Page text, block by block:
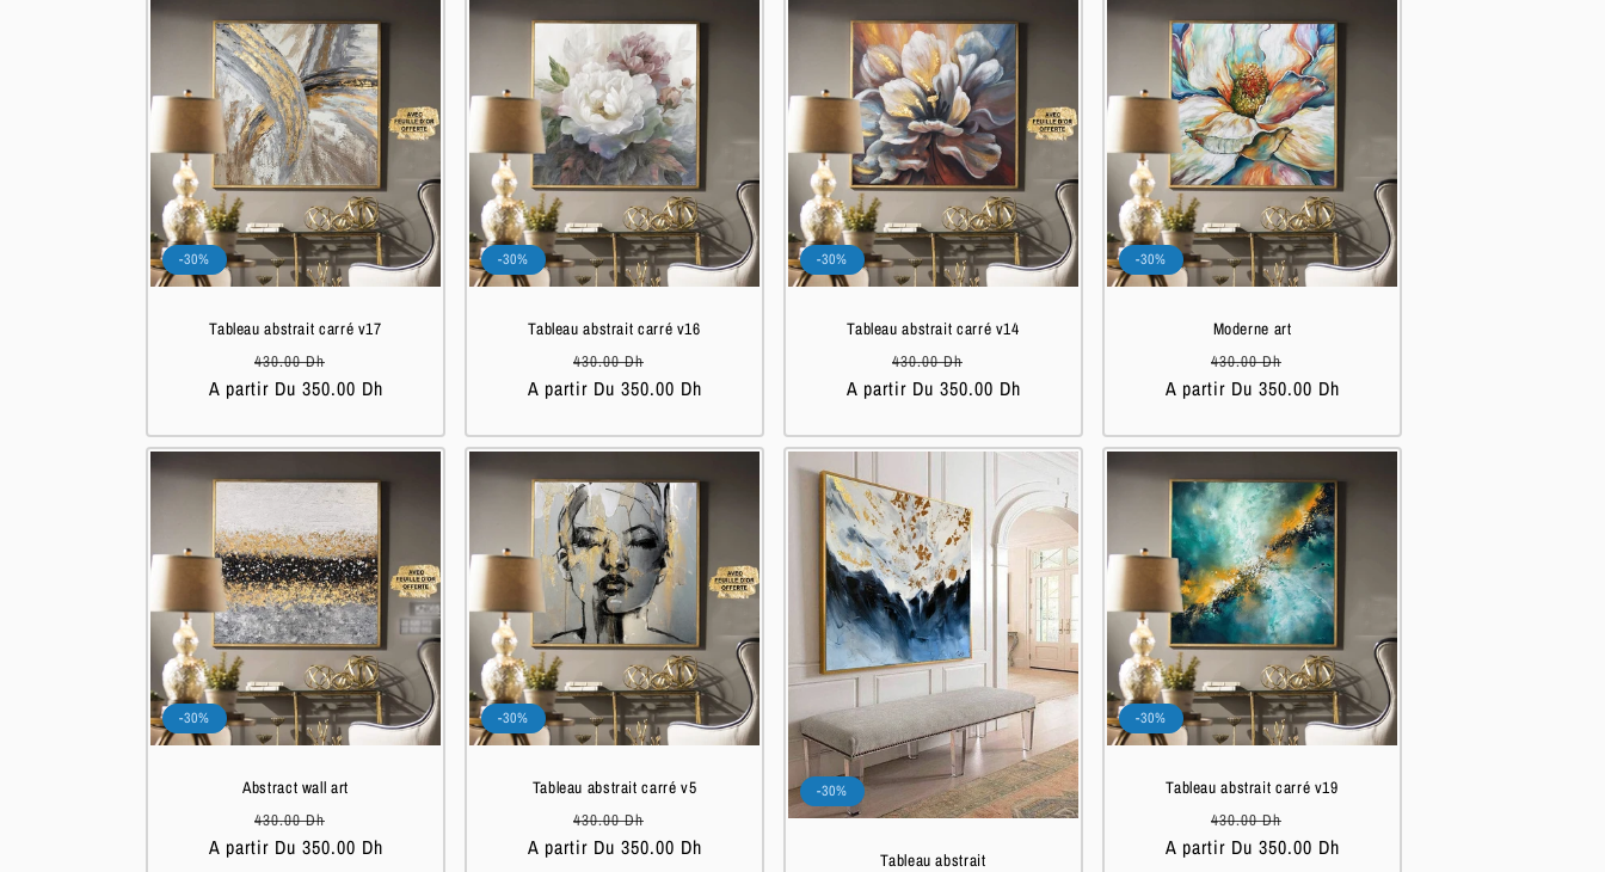
l
e
c
t
i
n
:
-30%
Tableau abstrait carré v17
Prix
habituel
430.00 Dh
soldé
A partir Du 350.00 Dh
-30%
Tableau abstrait carré v16
Prix
habituel
430.00 Dh
soldé
A partir Du 350.00 Dh
-30%
Tableau abstrait carré v14
Prix
habituel
430.00 Dh
soldé
A partir Du 350.00 Dh
-30%
Moderne art
Prix
habituel
430.00 Dh
soldé
A partir Du 350.00 Dh
-30%
Abstract wall art
Prix
habituel
430.00 Dh
soldé
A partir Du 350.00 Dh
-30%
Tableau abstrait carré v5
Prix
habituel
430.00 Dh
soldé
A partir Du 350.00 Dh
-30%
Tableau abstrait
-30%
Tableau abstrait carré v19
Prix
habituel
430.00 Dh
soldé
A partir Du 350.00 Dh